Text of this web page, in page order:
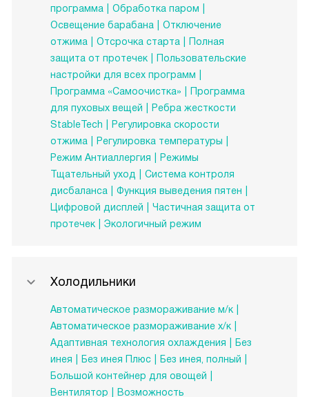
программа
Обработка паром
Освещение барабана
Отключение
отжима
Отсрочка старта
Полная
защита от протечек
Пользовательские
настройки для всех программ
Программа «Самоочистка»
Программа
для пуховых вещей
Ребра жесткости
StableTech
Регулировка скорости
отжима
Регулировка температуры
Режим Антиаллергия
Режимы
Тщательный уход
Система контроля
дисбаланса
Функция выведения пятен
Цифровой дисплей
Частичная защита от
протечек
Экологичный режим
Холодильники
Автоматическое размораживание м/к
Автоматическое размораживание х/к
Адаптивная технология охлаждения
Без
инея
Без инея Плюс
Без инея, полный
Большой контейнер для овощей
Вентилятор
Возможность